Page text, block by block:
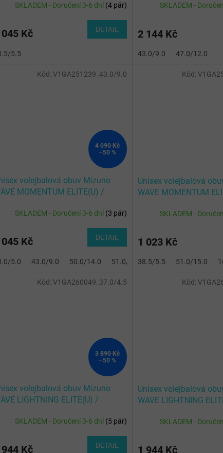
SKLADEM - Doručení 3-6 dní(4 pár)
Kč DETAIL
5.5
SKLADEM -
2 144 Kč
43.0/9.0 47.0/12.0
4 090 Kč
–50 %
volejbalová obuv Mizuno
MOMENTUM ELITE(U) /
SKLADEM - Doručení 3-6 dní(3 pár)
Kč DETAIL
5.0 43.0/9.0 50.0/14.0 51.0/15.0
Kód: V1GA251239_43.0/9.0
Unisex volejbalová
WAVE MOMENTUM
SKLADEM -
1 023 Kč
38.5/5.5 51.0/15.0
Kód:
3 890 Kč
–50 %
volejbalová obuv Mizuno
LIGHTNING ELITE(U) /
SKLADEM - Doručení 3-6 dní(5 pár)
Kč DETAIL
Kód: V1GA260049_37.0/4.5
Unisex volejbalová
WAVE LIGHTNING
SKLADEM -
1 944 Kč
Kód: